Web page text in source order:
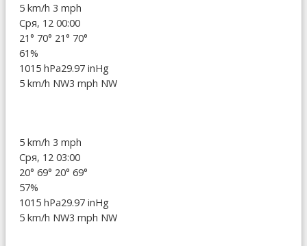
5 km/h 3 mph
Сря, 12 00:00
21° 70° 21° 70°
61%
1015 hPa29.97 inHg
5 km/h NW3 mph NW
5 km/h 3 mph
Сря, 12 03:00
20° 69° 20° 69°
57%
1015 hPa29.97 inHg
5 km/h NW3 mph NW